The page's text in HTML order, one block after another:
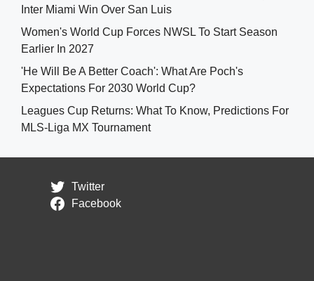
Inter Miami Win Over San Luis
Women's World Cup Forces NWSL To Start Season
Earlier In 2027
'He Will Be A Better Coach': What Are Poch's
Expectations For 2030 World Cup?
Leagues Cup Returns: What To Know, Predictions For
MLS-Liga MX Tournament
Twitter
Facebook